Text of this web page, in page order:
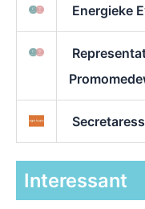
Energieke
Interessant